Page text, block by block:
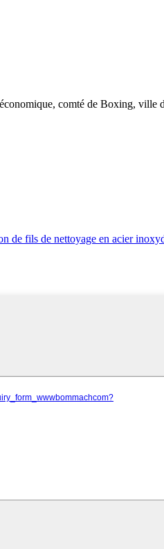
comté de Boxing, ville
de fils de nettoyage en acier